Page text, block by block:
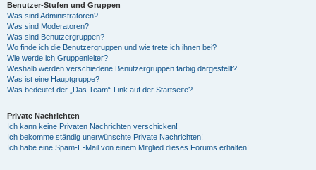
Benutzer-Stufen und Gruppen
Was sind Administratoren?
Was sind Moderatoren?
Was sind Benutzergruppen?
Wo finde ich die Benutzergruppen und wie trete ich ihnen bei?
Wie werde ich Gruppenleiter?
Weshalb werden verschiedene Benutzergruppen farbig dargestellt?
Was ist eine Hauptgruppe?
Was bedeutet der „Das Team“-Link auf der Startseite?
Private Nachrichten
Ich kann keine Privaten Nachrichten verschicken!
Ich bekomme ständig unerwünschte Private Nachrichten!
Ich habe eine Spam-E-Mail von einem Mitglied dieses Forums erhalten!